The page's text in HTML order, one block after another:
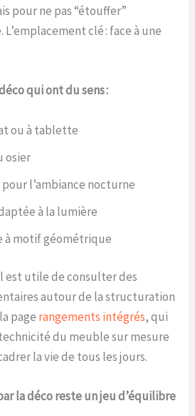
pour ne pas “étouffer”
clé : face à une
qui ont du sens :
ou à tablette
osier
l’ambiance nocturne
à la lumière
à motif géométrique
est utile de consulter des
autour de la structuration
page rangements intégrés, qui
du meuble sur mesure
la vie de tous les jours.
la déco reste un jeu d’équilibre